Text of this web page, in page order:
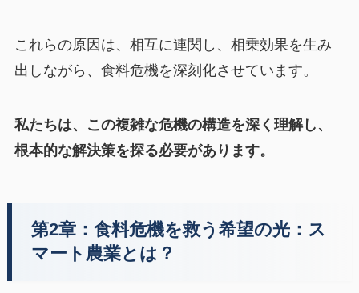
これらの原因は、相互に連関し、相乗効果を生み
出しながら、食料危機を深刻化させています。
私たちは、この複雑な危機の構造を深く理解し、
根本的な解決策を探る必要があります。
第2章：食料危機を救う希望の光：ス
マート農業とは？